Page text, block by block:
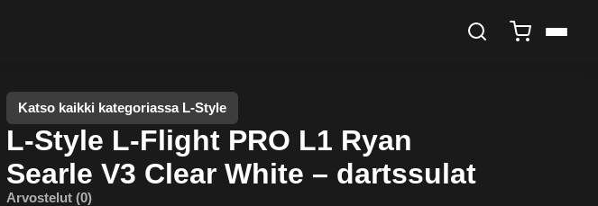
Katso kaikki kategoriassa L-Style
L-Style L-Flight PRO L1 Ryan
Searle V3 Clear White – dartssulat
Arvostelut (0)